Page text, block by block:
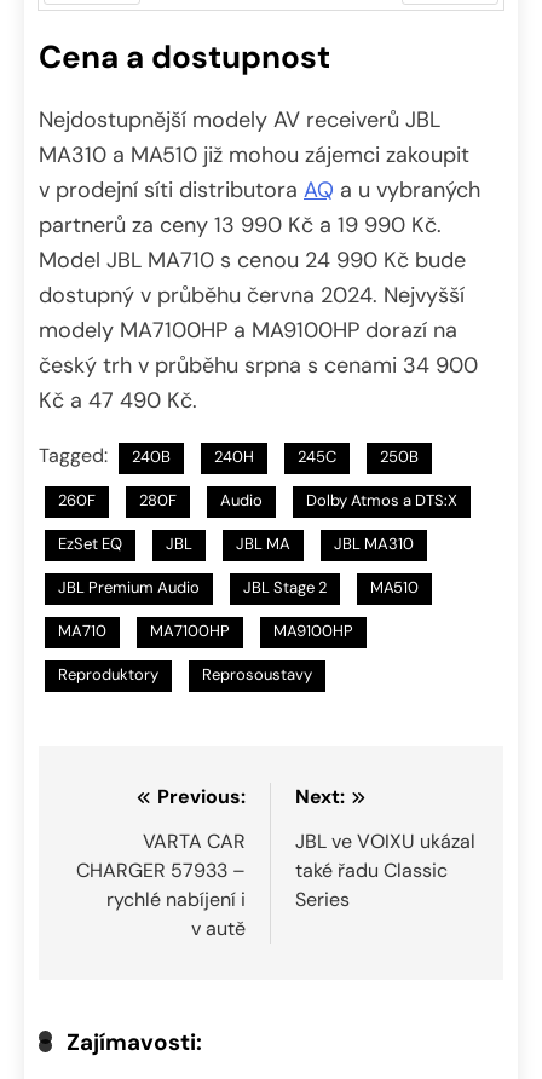
Cena a dostupnost
Nejdostupnější modely AV receiverů JBL
MA310 a MA510 již mohou zájemci zakoupit
v prodejní síti distributora AQ a u vybraných
partnerů za ceny 13 990 Kč a 19 990 Kč.
Model JBL MA710 s cenou 24 990 Kč bude
dostupný v průběhu června 2024. Nejvyšší
modely MA7100HP a MA9100HP dorazí na
český trh v průběhu srpna s cenami 34 900
Kč a 47 490 Kč.
Tagged: 240B 240H 245C 250B
260F 280F Audio Dolby Atmos a DTS:X
EzSet EQ JBL JBL MA JBL MA310
JBL Premium Audio JBL Stage 2 MA510
MA710 MA7100HP MA9100HP
Reproduktory Reprosoustavy
Navigace
příspěvek
Previous:
VARTA CAR
CHARGER 57933 –
rychlé nabíjení i
v autě
Next:
JBL ve VOIXU ukázal
také řadu Classic
Series
Zajímavosti: